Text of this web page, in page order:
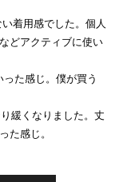
着用感でした。個人
どアクティブに使い
た感じ。僕が買う
緩くなりました。丈
た感じ。